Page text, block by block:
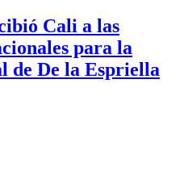
Cali a las
para la
de De la Espriella